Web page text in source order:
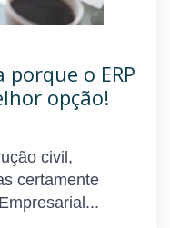
porque o ERP
opção!
civil,
certamente